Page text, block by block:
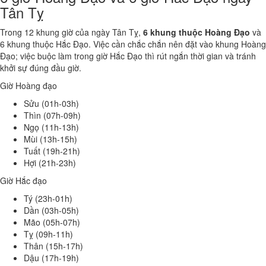
Tân Tỵ
Trong 12 khung giờ của ngày Tân Tỵ, 6 khung thuộc Hoàng Đạo và
6 khung thuộc Hắc Đạo. Việc cần chắc chắn nên đặt vào khung Hoàng
Đạo; việc buộc làm trong giờ Hắc Đạo thì rút ngắn thời gian và tránh
khởi sự đúng đầu giờ.
Giờ Hoàng đạo
Sửu (01h-03h)
Thìn (07h-09h)
Ngọ (11h-13h)
Mùi (13h-15h)
Tuất (19h-21h)
Hợi (21h-23h)
Giờ Hắc đạo
Tý (23h-01h)
Dần (03h-05h)
Mão (05h-07h)
Tỵ (09h-11h)
Thân (15h-17h)
Dậu (17h-19h)